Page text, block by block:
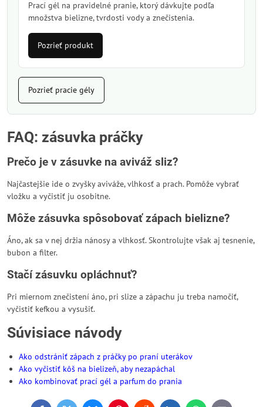
Prací gél na pravidelné pranie, ktorý dávkujte podľa
množstva bielizne, tvrdosti vody a znečistenia.
Pozrieť produkt
Pozrieť pracie gély
FAQ: zásuvka práčky
Prečo je v zásuvke na aviváž sliz?
Najčastejšie ide o zvyšky aviváže, vlhkosť a prach. Pomôže vybrať
vložku a vyčistiť ju osobitne.
Môže zásuvka spôsobovať zápach bielizne?
Áno, ak sa v nej držia nánosy a vlhkosť. Skontrolujte však aj tesnenie,
bubon a filter.
Stačí zásuvku opláchnuť?
Pri miernom znečistení áno, pri slize a zápachu ju treba namočiť,
vyčistiť kefkou a vysušiť.
Súvisiace návody
Ako odstrániť zápach z práčky po praní uterákov
Ako vyčistiť kôš na bielizeň, aby nezapáchal
Ako kombinovať prací gél a parfum do prania